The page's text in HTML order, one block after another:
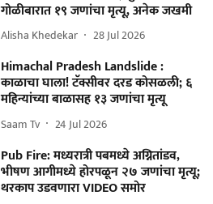
गोळीबारात १९ जणांचा मृत्यू, अनेक जखमी
Alisha Khedekar 28 Jul 2026
Himachal Pradesh Landslide :
काळाचा घाला! टॅक्सीवर दरड कोसळली; ६
महिन्यांच्या बाळासह १३ जणांचा मृत्यू
Saam Tv 24 Jul 2026
Pub Fire: मध्यरात्री पबमध्ये अग्नितांडव,
भीषण आगीमध्ये होरपळून २७ जणांचा मृत्यू;
थरकाप उडवणारा VIDEO समोर